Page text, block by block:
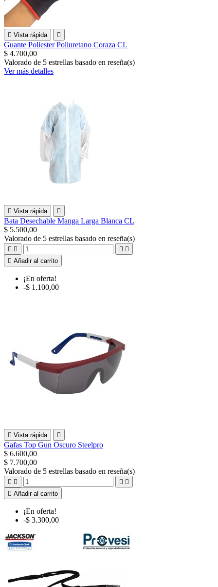
 Vista rápida 
Guante Poliester Poliuretano Coraza CL
$ 4.700,00
Valorado de 5 estrellas basado en reseña(s)
Ver más detalles
 Vista rápida 
Bata Desechable Manga Larga Blanca CL
$ 5.500,00
Valorado de 5 estrellas basado en reseña(s)
   
 Añadir al carrito
¡En oferta!
-$ 1.100,00
 Vista rápida 
Gafas Top Gun Oscuro Steelpro
$ 6.600,00
$ 7.700,00
Valorado de 5 estrellas basado en reseña(s)
   
 Añadir al carrito
¡En oferta!
-$ 3.300,00